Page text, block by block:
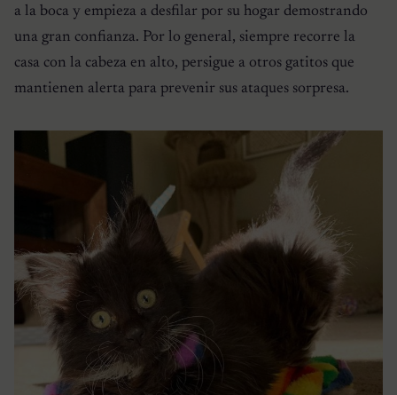
a la boca y empieza a desfilar por su hogar demostrando
una gran confianza. Por lo general, siempre recorre la
casa con la cabeza en alto, persigue a otros gatitos que
mantienen alerta para prevenir sus ataques sorpresa.